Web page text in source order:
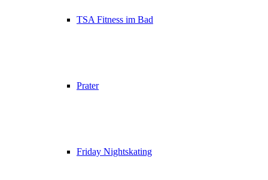
TSA Fitness im Bad
Prater
Friday Nightskating